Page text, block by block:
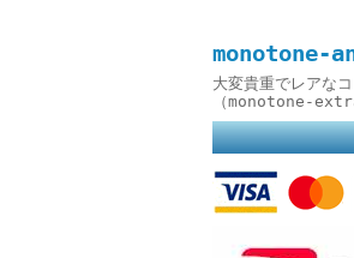
monotone-
大変貴重でレアな
（monotone-